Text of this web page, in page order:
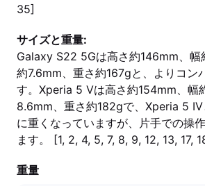
35]
サイズと重量:
Galaxy S22 5Gは高さ約146mm、幅
約7.6mm、重さ約167gと、よりコン
す。Xperia 5 Vは高さ約154mm、幅
8.6mm、重さ約182gで、Xperia 5
に重くなっていますが、片手での操
ます。 [1, 2, 4, 5, 7, 8, 9, 12, 13, 17,
重量